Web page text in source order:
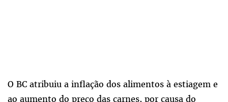
O BC atribuiu a inflação dos alimentos à estiagem e
ao aumento do preço das carnes, por causa do